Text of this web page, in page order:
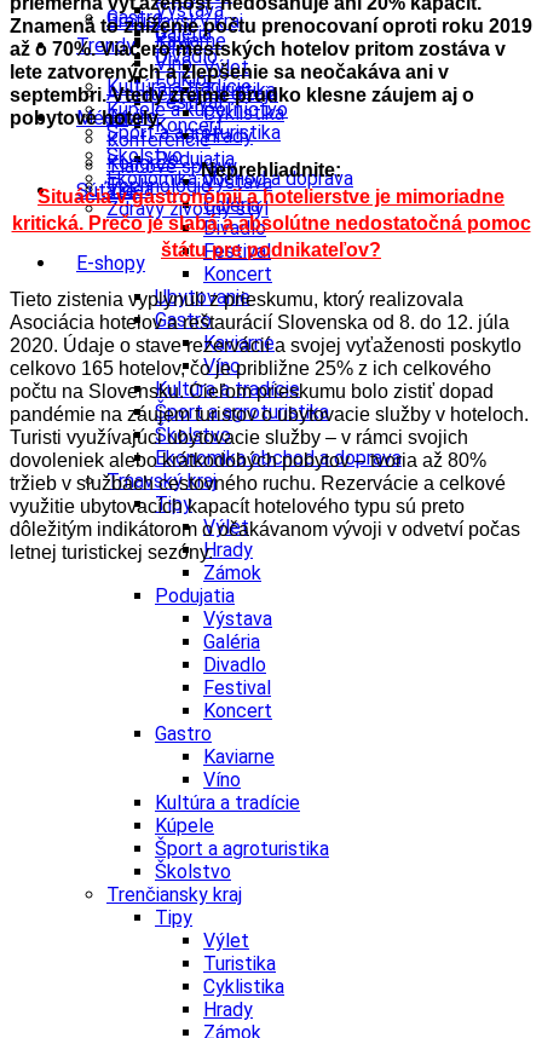
Výstava
Galéria
Divadlo
Folklór
Festival
Koncert
Gastro
Kaviarne
Víno
Kultúra a tradície
Kúpele a kúpeľníctvo
Šport a agroturistika
Školstvo
Ekonomika obchod a doprava
Bratislavský kraj
Tipy
Výlet
Turistika
Cyklistika
Hrady
Podujatia
Výstava
Galéria
Divadlo
Festival
Koncert
Ubytovanie
Gastro
Kaviarne
Víno
Kultúra a tradície
Šport a agroturistika
Školstvo
Ekonomika obchod a doprava
Trnavský kraj
Tipy
Výlet
Hrady
Zámok
Podujatia
Výstava
Galéria
Divadlo
Festival
Koncert
Gastro
Kaviarne
Víno
Kultúra a tradície
Kúpele
Šport a agroturistika
Školstvo
Trenčiansky kraj
Tipy
Výlet
Turistika
Cyklistika
Hrady
Zámok
Trendy
Architektúra a dizajn
Enviro
Konferencie
Kongres
Technológie
Zdravý životný štýl
Médiá
Tlačové správy
Videá
Súťaže
E-shopy
Znamená to zníženie počtu prenocovaní oproti roku 2019
až o 70%. Viacero mestských hotelov pritom zostáva v
lete zatvorených azlepšenie sa neočakáva ani v
septembri. Vtedy zrejme prudko klesne záujem aj o
pobytovéhotely.
Neprehliadnite:
Situácia v gastronómii a hotelierstve je mimoriadne
kritická. Prečo je slabá a absolútne nedostatočná pomoc
štátu pre podnikateľov?
Tieto zistenia vyplynuli z prieskumu, ktorý realizovala
Asociácia hotelov a reštaurácií Slovenska od 8. do 12. júla
2020. Údaje o stave rezervácií a svojej vyťaženosti poskytlo
celkovo 165 hotelov, čo je približne 25% z ich celkového
počtu na Slovensku. Cieľom prieskumu bolo zistiť dopad
pandémie na záujem turistov o ubytovacie služby v hoteloch.
Turisti využívajúci ubytovacie služby – v rámci svojich
dovoleniek alebo krátkodobých pobytov – tvoria až 80%
tržieb v službách cestovného ruchu. Rezervácie a celkové
využitie ubytovacích kapacít hotelového typu sú preto
dôležitým indikátorom o očakávanom vývoji v odvetví počas
letnej turistickej sezóny.